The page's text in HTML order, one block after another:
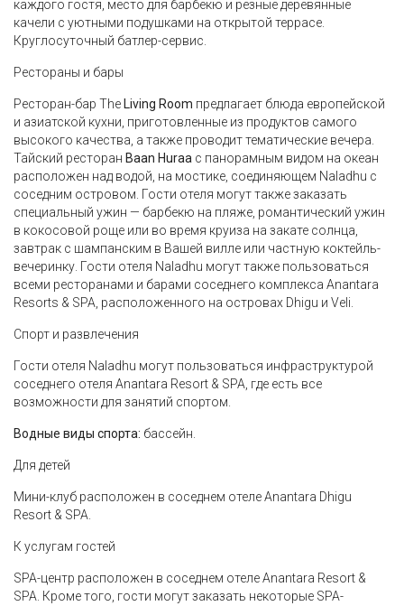
каждого гостя, место для барбекю и резные деревянные
качели с уютными подушками на открытой террасе.
Круглосуточный батлер-сервис.
Рестораны и бары
Ресторан-бар The Living Room предлагает блюда европейской
и азиатской кухни, приготовленные из продуктов самого
высокого качества, а также проводит тематические вечера.
Тайский ресторан Baan Huraa с панорамным видом на океан
расположен над водой, на мостике, соединяющем Naladhu с
соседним островом. Гости отеля могут также заказать
специальный ужин — барбекю на пляже, романтический ужин
в кокосовой роще или во время круиза на закате солнца,
завтрак с шампанским в Вашей вилле или частную коктейль-
вечеринку. Гости отеля Naladhu могут также пользоваться
всеми ресторанами и барами соседнего комплекса Anantara
Resorts & SPA, расположенного на островах Dhigu и Veli.
Спорт и развлечения
Гости отеля Naladhu могут пользоваться инфраструктурой
соседнего отеля Anantara Resort & SPA, где есть все
возможности для занятий спортом.
Водные виды спорта: бассейн.
Для детей
Мини-клуб расположен в соседнем отеле Anantara Dhigu
Resort & SPA.
К услугам гостей
SPA-центр расположен в соседнем отеле Anantara Resort &
SPA. Кроме того, гости могут заказать некоторые SPA-